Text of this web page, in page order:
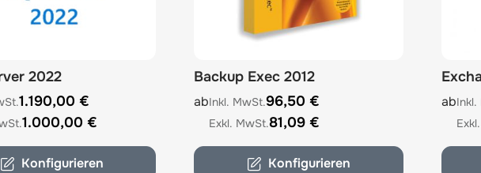
2022
depends on the options chosen on the product page
1.190,00 €
1.000,00 €
Konfigurieren
Backup Exec 2012
The price depends on the options chosen on
ab
96,50 €
81,09 €
Konfigurieren
The
ab